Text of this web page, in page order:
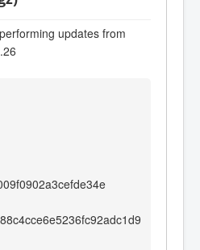
updates from